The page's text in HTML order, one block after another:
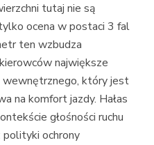
tutaj nie są
ocena w postaci 3 fal
ten wzbudza
największe
wewnętrznego, który jest
na komfort jazdy. Hałas
głośności ruchu
polityki ochrony